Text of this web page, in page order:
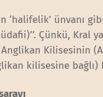
‘halifelik’ ünvanı
Çünkü,
Anglikan Kilisesinin
kilisesine bağlı)